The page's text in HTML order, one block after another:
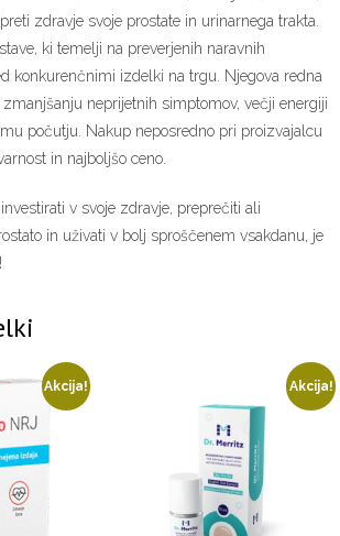
zdravje svoje prostate in urinarnega trakta.
ki temelji na preverjenih naravnih
konkurenčnimi izdelki na trgu. Njegova redna
neprijetnih simptomov, večji energiji
počutju. Nakup neposredno pri proizvajalcu
in najboljšo ceno.
v svoje zdravje, preprečiti ali
in uživati v bolj sproščenem vsakdanu, je
Akcija! Akcija!